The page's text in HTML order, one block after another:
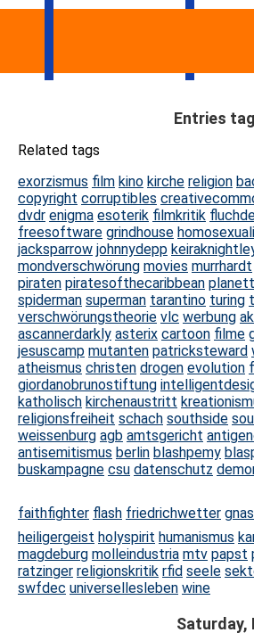
Entries
Related tags
exorzismus film kino kirche religion
copyright corruptibles
dvdr enigma esoterik filmkritik
freesoftware grindhouse
jacksparrow johnnydepp
mondverschwörung movies murrhardt
piraten piratesofthecaribbean
spiderman superman tarantino turing
verschwörungstheorie vlc werbung
ascannerdarkly asterix cartoon filme
jesuscamp mutanten patricksteward
atheismus christen drogen evolution
giordanobrunostiftung
katholisch kirchenaustritt
religionsfreiheit schach southside
weissenburg agb amtsgericht
antisemitismus berlin blashpemy
buskampagne csu datenschutz
faithfighter flash friedrichwetter
heiligergeist holyspirit humanismus
magdeburg molleindustria mtv papst
ratzinger religionskritik rfid seele
swfdec universellesleben wine
Saturday,